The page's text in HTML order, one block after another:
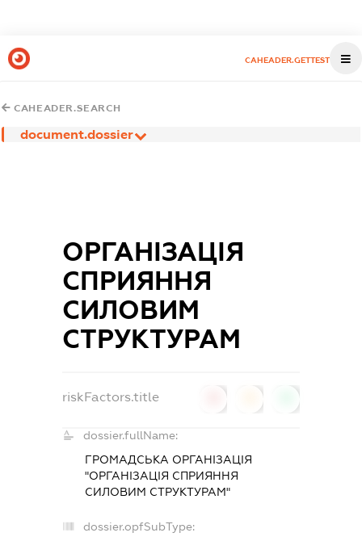
CAHEADER.GETTEST
CAHEADER.SEARCH
document.dossier
ОРГАНІЗАЦІЯ
СПРИЯННЯ
СИЛОВИМ
СТРУКТУРАМ
riskFactors.title
dossier.fullName:
ГРОМАДСЬКА ОРГАНІЗАЦІЯ
"ОРГАНІЗАЦІЯ СПРИЯННЯ
СИЛОВИМ СТРУКТУРАМ"
dossier.opfSubType: